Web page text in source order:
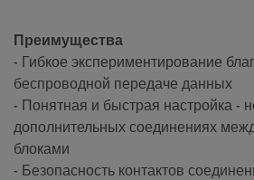
Преимущества
- Гибкое экспериментирование
беспроводной передаче данных
- Понятная и быстрая настройка -
дополнительных соединениях
блоками
- Безопасность контактов